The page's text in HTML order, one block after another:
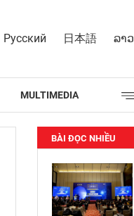
Русский 日本語 ລາວ
MULTIMEDIA
BÀI ĐỌC NHIỀU